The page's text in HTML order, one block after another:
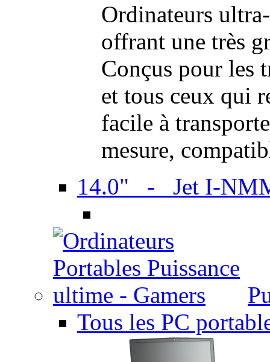
Ordinateurs
offrant une très
Conçus pour les
et tous ceux qui
facile à
mesure,
14.0" - Jet I-
Tous les PC